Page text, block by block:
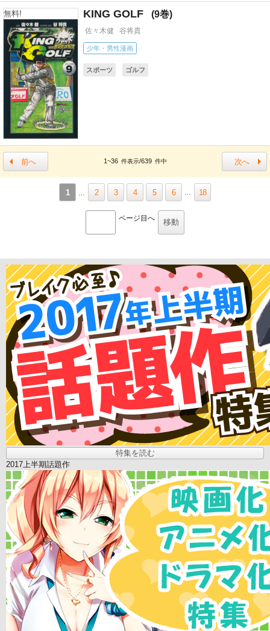
無料! KING GOLF 9
佐々木健 谷将貴
少年・男性漫画
スポーツ ゴルフ
前へ 1~36 件表示/639 件中 次へ
1 2 3 4 5 6 18
ページ目へ
特集を読む
2017上半期話題作